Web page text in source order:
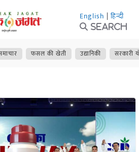
English | हिन्दी
Search
फसल की खेती उद्यानिकी सरकारी